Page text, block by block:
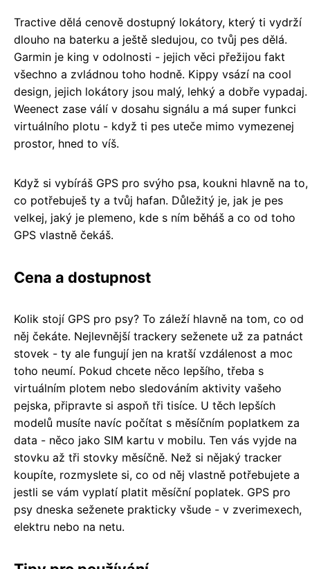
Tractive dělá cenově dostupný lokátory, který ti vydrží
dlouho na baterku a ještě sledujou, co tvůj pes dělá.
Garmin je king v odolnosti - jejich věci přežijou fakt
všechno a zvládnou toho hodně. Kippy vsází na cool
design, jejich lokátory jsou malý, lehký a dobře vypadaj.
Weenect zase válí v dosahu signálu a má super funkci
virtuálního plotu - když ti pes uteče mimo vymezenej
prostor, hned to víš.
Když si vybíráš GPS pro svýho psa, koukni hlavně na to,
co potřebuješ ty a tvůj hafan. Důležitý je, jak je pes
velkej, jaký je plemeno, kde s ním běháš a co od toho
GPS vlastně čekáš.
Cena a dostupnost
Kolik stojí GPS pro psy? To záleží hlavně na tom, co od
něj čekáte. Nejlevnější trackery seženete už za patnáct
stovek - ty ale fungují jen na kratší vzdálenost a moc
toho neumí. Pokud chcete něco lepšího, třeba s
virtuálním plotem nebo sledováním aktivity vašeho
pejska, připravte si aspoň tři tisíce. U těch lepších
modelů musíte navíc počítat s měsíčním poplatkem za
data - něco jako SIM kartu v mobilu. Ten vás vyjde na
stovku až tři stovky měsíčně. Než si nějaký tracker
koupíte, rozmyslete si, co od něj vlastně potřebujete a
jestli se vám vyplatí platit měsíční poplatek. GPS pro
psy dneska seženete prakticky všude - v zverimexech,
elektru nebo na netu.